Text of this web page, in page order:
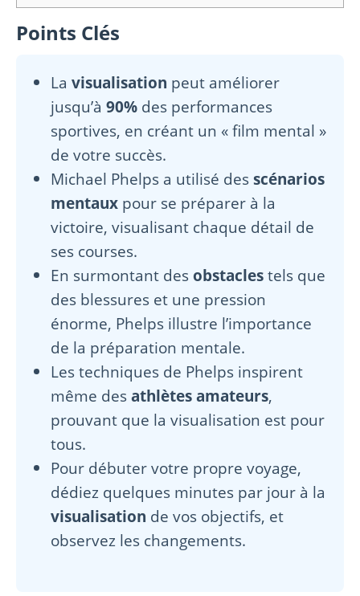
Points Clés
Lavisualisation peut améliorer
jusqu’à90% des performances
sportives, en créant un « film mental »
de votre succès.
Michael Phelps a utilisé desscénarios
mentaux pour se préparer à la
victoire, visualisant chaque détail de
ses courses.
En surmontant des obstaclestels que
des blessures et une pression
énorme, Phelps illustre l’importance
de la préparation mentale.
Les techniques de Phelps inspirent
même desathlètes amateurs,
prouvant que la visualisation est pour
tous.
Pour débuter votre propre voyage,
dédiez quelques minutes par jour à la
visualisation de vos objectifs, et
observez les changements.